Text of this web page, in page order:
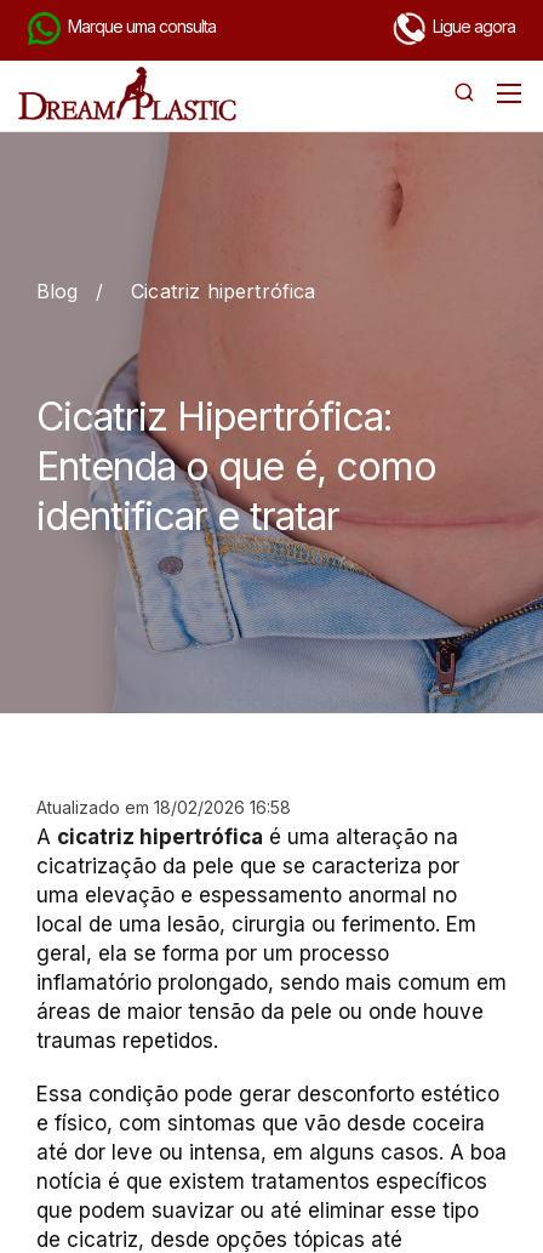
Marque uma consulta Ligue agora
Blog / Cicatriz hipertrófica
Cicatriz Hipertrófica:
Entenda o que é, como
identificar e tratar
Atualizado em 18/02/2026 16:58
A cicatriz hipertrófica é uma alteração na
cicatrização da pele que se caracteriza por
uma elevação e espessamento anormal no
local de uma lesão, cirurgia ou ferimento. Em
geral, ela se forma por um processo
inflamatório prolongado, sendo mais comum em
áreas de maior tensão da pele ou onde houve
traumas repetidos.
Essa condição pode gerar desconforto estético
e físico, com sintomas que vão desde coceira
até dor leve ou intensa, em alguns casos. A boa
notícia é que existem tratamentos específicos
que podem suavizar ou até eliminar esse tipo
de cicatriz, desde opções tópicas até